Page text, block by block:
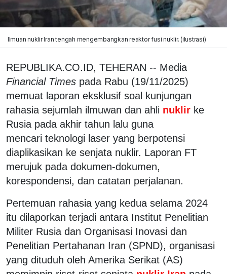
Ilmuan nuklir Iran tengah mengembangkan reaktor fusi nuklir. (ilustrasi)
REPUBLIKA.CO.ID, TEHERAN -- Media
Financial Times pada Rabu (19/11/2025)
memuat laporan eksklusif soal kunjungan
rahasia sejumlah ilmuwan dan ahli nuklir ke
Rusia pada akhir tahun lalu guna
mencari teknologi laser yang berpotensi
diaplikasikan ke senjata nuklir. Laporan FT
merujuk pada dokumen-dokumen,
korespondensi, dan catatan perjalanan.
Pertemuan rahasia yang kedua selama 2024
itu dilaporkan terjadi antara Institut Penelitian
Militer Rusia dan Organisasi Inovasi dan
Penelitian Pertahanan Iran (SPND), organisasi
yang dituduh oleh Amerika Serikat (AS)